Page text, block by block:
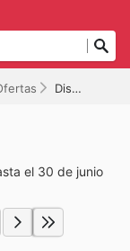
Disponible hasta el 30/06/2025
el 30 de junio